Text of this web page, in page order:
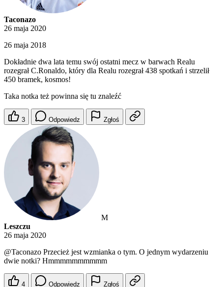
Taconazo
26 maja 2020
26 maja 2018
Dokładnie dwa lata temu swój ostatni mecz w barwach Realu
rozegrał C.Ronaldo, który dla Realu rozegrał 438 spotkań i strzelił
450 bramek, kosmos!
Taka notka też powinna się tu znaleźć
3 Odpowiedz Zgłoś
M
Leszczu
26 maja 2020
@Taconazo Przecież jest wzmianka o tym. O jednym wydarzeniu
dwie notki? Hmmmmmmmmmm
4 Odpowiedz Zgłoś